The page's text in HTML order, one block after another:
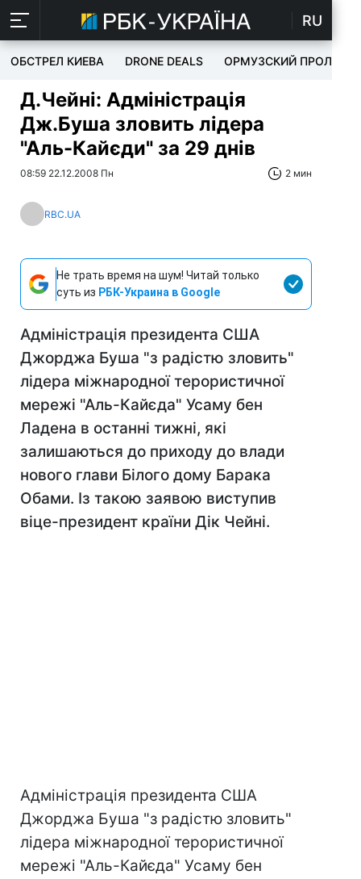
RU
ОБСТРЕЛ КИЕВА DRONE DEALS ОРМУЗСКИЙ ПРОЛИВ
Д.Чейні: Адміністрація
Дж.Буша зловить лідера
"Аль-Кайєди" за 29 днів
08:59 22.12.2008 Пн 2 мин
RBC.UA
Не трать время на шум! Читай только
суть из РБК-Украина в Google
Адміністрація президента США
Джорджа Буша "з радістю зловить"
лідера міжнародної терористичної
мережі "Аль-Кайєда" Усаму бен
Ладена в останні тижні, які
залишаються до приходу до влади
нового глави Білого дому Барака
Обами. Із такою заявою виступив
віце-президент країни Дік Чейні.
Адміністрація президента США
Джорджа Буша "з радістю зловить"
лідера міжнародної терористичної
мережі "Аль-Кайєда" Усаму бен